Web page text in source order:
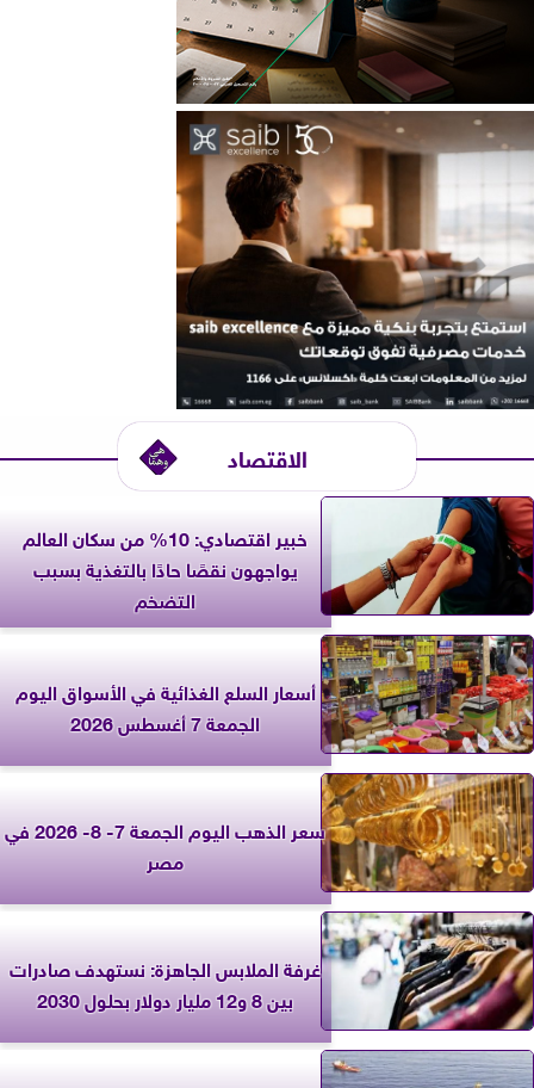
الاقتصاد
خبير اقتصادي: 10% من سكان العالم
يواجهون نقصًا حادًا بالتغذية بسبب
التضخم
أسعار السلع الغذائية في الأسواق اليوم
الجمعة 7 أغسطس 2026
سعر الذهب اليوم الجمعة 7- 8- 2026 في
مصر
غرفة الملابس الجاهزة: نستهدف صادرات
بين 8 و12 مليار دولار بحلول 2030